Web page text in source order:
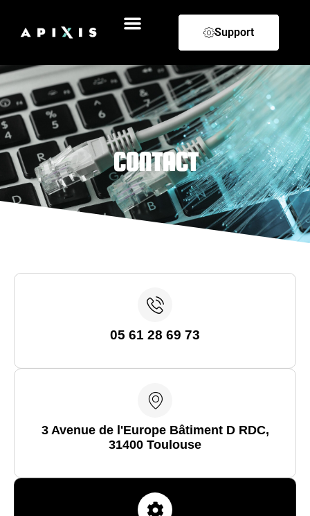
Support
CONTACT
05 61 28 69 73
3 Avenue de l'Europe Bâtiment D RDC,
31400 Toulouse